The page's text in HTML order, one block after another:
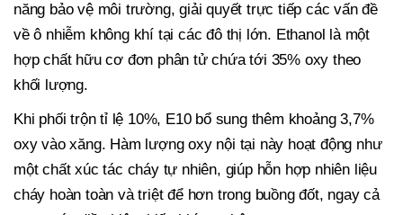
năng bảo vệ môi trường, giải quyết trực tiếp các vấn đề
về ô nhiễm không khí tại các đô thị lớn. Ethanol là một
hợp chất hữu cơ đơn phân tử chứa tới 35% oxy theo
khối lượng.
Khi phối trộn tỉ lệ 10%, E10 bổ sung thêm khoảng 3,7%
oxy vào xăng. Hàm lượng oxy nội tại này hoạt động như
một chất xúc tác cháy tự nhiên, giúp hỗn hợp nhiên liệu
cháy hoàn toàn và triệt để hơn trong buồng đốt, ngay cả